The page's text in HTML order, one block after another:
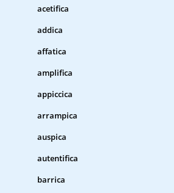
acetifica
addica
affatica
amplifica
appiccica
arrampica
auspica
autentifica
barrica